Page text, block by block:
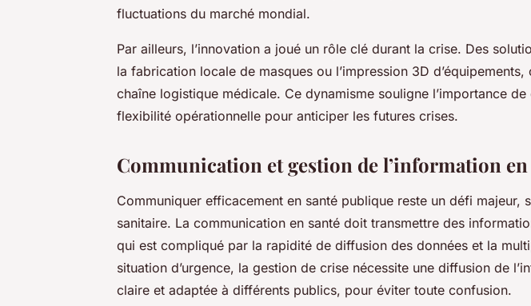
fluctuations du marché mondial.
Par ailleurs, l’innovation a joué un rôle clé durant la crise. Des
la fabrication locale de masques ou l’impression 3D
chaîne logistique médicale. Ce dynamisme souligne l’importance
flexibilité opérationnelle pour anticiper les futures crises.
Communication et gestion de l’information
Communiquer efficacement en santé publique reste un défi majeur,
sanitaire. La communication en santé doit transmettre des
qui est compliqué par la rapidité de diffusion des données et la
situation d’urgence, la gestion de crise nécessite une diffusion de
claire et adaptée à différents publics, pour éviter toute confusion.